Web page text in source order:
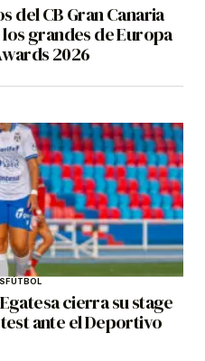
del CB Gran Canaria
grandes de Europa
2026
FÚTBOL
cierra su stage
ante el Deportivo